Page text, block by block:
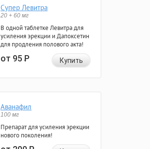
Супер Левитра
20 + 60 мг
В одной таблетке Левитра для
усиления эрекции и Дапоксетин
для продления полового акта!
от 95Р Купить
Аванафил
100 мг
Препарат для усиления эрекции
нового поколения!